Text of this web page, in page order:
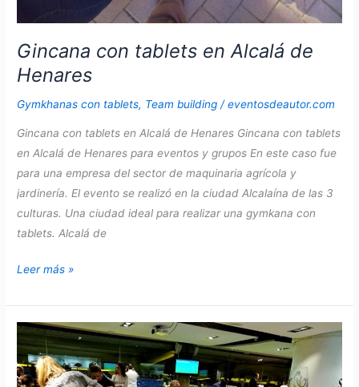
Gincana con tablets en Alcalá de
Henares
Gymkhanas con tablets, Team building /eventosdeautor.com
Gincana con tablets en Alcalá de Henares Gincana con tablets
en Alcalá de Henares para eventos y grupos En este caso fue
para una empresa del sector de maquinaria agrícola y
jardinería. El evento se realizó en la ciudad Alcalaína de las 3
culturas. Una ciudad ideal para realizar una gymkana con
tablets. Alcalá de
Gincana
tablets
en
Alcalá
de
Leer más »